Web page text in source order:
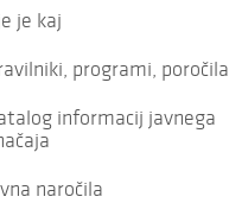
je kaj
programi, poročila
informacij javnega
naročila